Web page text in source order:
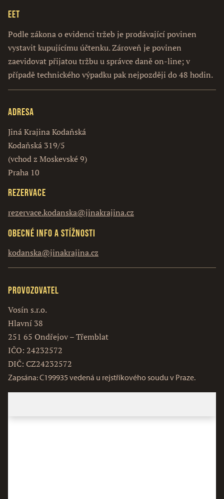
EET
Podle zákona o evidenci tržeb je prodávající povinen
vystavit kupujícímu účtenku. Zároveň je povinen
zaevidovat přijatou tržbu u správce daně on-line; v
případě technického výpadku pak nejpozději do 48 hodin.
Adresa
Jiná Krajina Kodaňská
Kodaňská 319/5
(vchod z Moskevské 9)
Praha 10
Rezervace
rezervace.kodanska@jinakrajina.cz
Obecné info a stížnosti
kodanska@jinakrajina.cz
Provozovatel
Vosín s.r.o.
Hlavní 38
251 65 Ondřejov – Třemblat
IČO: 24232572
DIČ: CZ24232572
Zapsána: C199935 vedená u rejstříkového soudu v Praze.